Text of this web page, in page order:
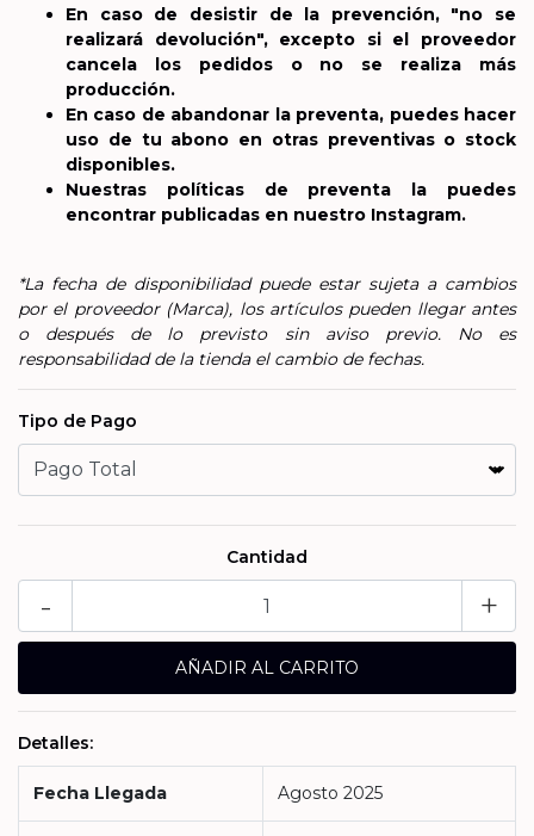
En caso de desistir de la prevención, "no se
realizará devolución", excepto si el proveedor
cancela los pedidos o no se realiza más
producción.
En caso de abandonar la preventa, puedes hacer
uso de tu abono en otras preventivas o stock
disponibles.
Nuestras políticas de preventa la puedes
encontrar publicadas en nuestro Instagram.
*La fecha de disponibilidad puede estar sujeta a cambios
por el proveedor (Marca), los artículos pueden llegar antes
o después de lo previsto sin aviso previo. No es
responsabilidad de la tienda el cambio de fechas.
Tipo de Pago
Cantidad
+
-
Detalles:
Fecha Llegada Agosto 2025